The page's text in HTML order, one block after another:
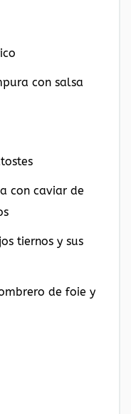
con salsa
con caviar de
tiernos y sus
de foie y